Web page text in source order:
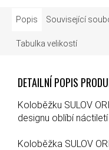
Popis Související
Tabulka velikostí
DETAILNÍ POPIS
Koloběžku SULOV
designu oblíbí
Koloběžka SULOV